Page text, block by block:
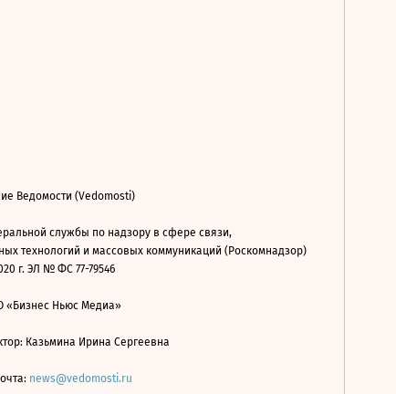
Ведомости (Vedomosti)
службы по надзору в сфере связи,
технологий и массовых коммуникаций (Роскомнадзор)
г. ЭЛ № ФС 77-79546
«Бизнес Ньюс Медиа»
Казьмина Ирина Сергеевна
news@vedomosti.ru